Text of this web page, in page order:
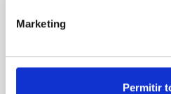
Marketing
Permitir
La investigadora del
Premio Mujeres a
de Ciencia